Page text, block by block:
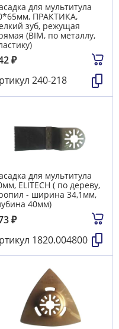
для мультитула
ПРАКТИКА,
зуб, режущая
(BIM, по металлу,
₽
240-218
для мультитула
ELITECH ( по дереву,
- ширина 34,1мм,
40мм)
₽
1820.004800